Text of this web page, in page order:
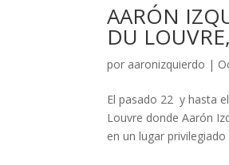
AARÓN
DU
por aaronizquierdo |
El pasado 22 y hasta
Louvre donde Aarón
en un lugar privilegiado